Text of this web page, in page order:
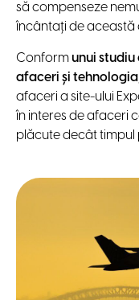
să compenseze
încântați de această
Conformunui
afaceri și tehnologia
afaceri a site-ului
în interes de afaceri
plăcute decât timpul